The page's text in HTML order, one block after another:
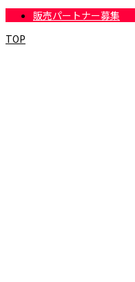
販売パートナー募集
TOP